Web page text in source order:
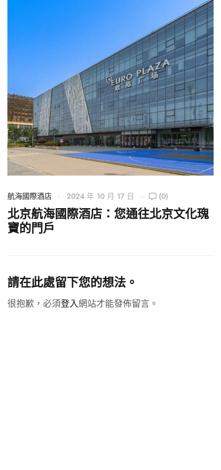
航海國際酒店 2024 年 10 月 17 日 (0)
北京航海國際酒店：您通往北京文化瑰
寶的門戶
請在此處留下您的想法。
很抱歉，必須登入網站才能發佈留言。